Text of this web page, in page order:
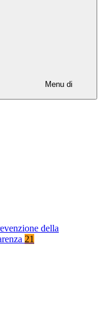
Menu di
della
21